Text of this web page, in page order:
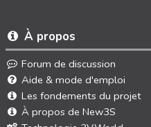
À propos
Forum de discussion
Aide & mode d'emploi
Les fondements du projet
À propos de New3S